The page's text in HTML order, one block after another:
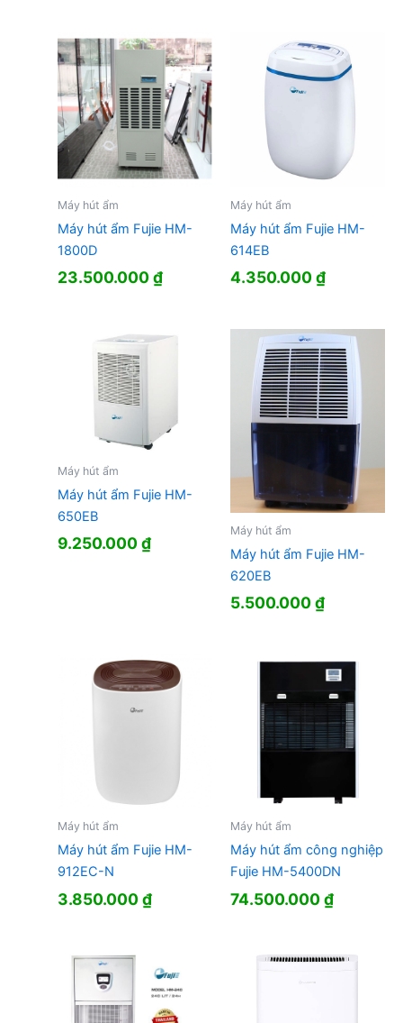
Máy hút ẩm
Máy hút ẩm Fujie HM-
1800D
23.500.000₫
Máy hút ẩm
Máy hút ẩm Fujie HM-
614EB
4.350.000₫
Máy hút ẩm
Máy hút ẩm Fujie HM-
650EB
9.250.000₫
Máy hút ẩm
Máy hút ẩm Fujie HM-
620EB
5.500.000₫
Máy hút ẩm
Máy hút ẩm Fujie HM-
912EC-N
3.850.000₫
Máy hút ẩm
Máy hút ẩm công nghiệp
Fujie HM-5400DN
74.500.000₫